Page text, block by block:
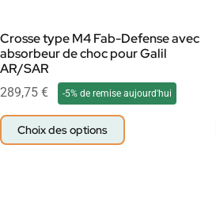
Crosse type M4 Fab-Defense avec
absorbeur de choc pour Galil
AR/SAR
289,75 € -5% de remise aujourd'hui
Choix des options